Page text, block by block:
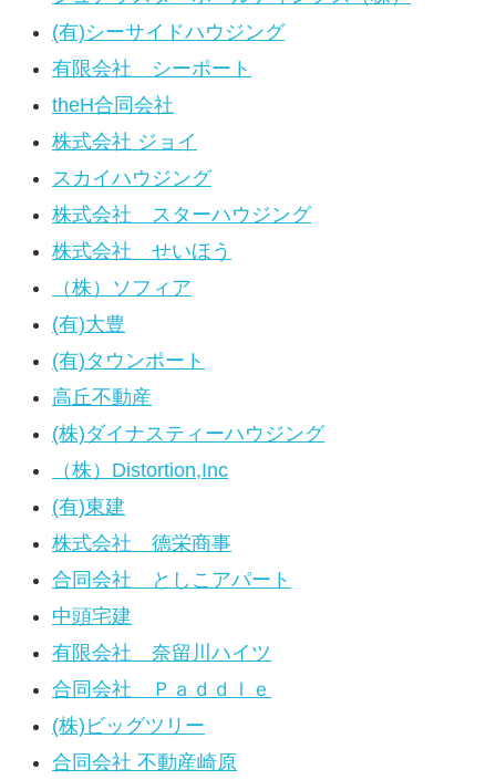
(有)シーサイドハウジング
有限会社 シーポート
theH合同会社
株式会社 ジョイ
スカイハウジング
株式会社 スターハウジング
株式会社 せいほう
（株）ソフィア
(有)大豊
(有)タウンポート
高丘不動産
(株)ダイナスティーハウジング
（株）Distortion,Inc
(有)東建
株式会社 德栄商事
合同会社 としこアパート
中頭宅建
有限会社 奈留川ハイツ
合同会社 Ｐａｄｄｌｅ
(株)ビッグツリー
合同会社 不動産崎原